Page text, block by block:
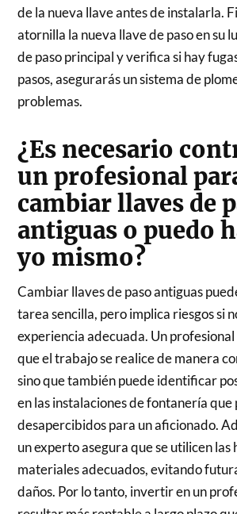
de la nueva llave antes de instalarla.
atornilla la nueva llave de paso en su
de paso principal y verifica si hay
pasos, asegurarás un sistema de
problemas.
¿Es necesario
un profesional
cambiar llaves de
antiguas o puedo
yo mismo?
Cambiar llaves de paso antiguas
tarea sencilla, pero implica riesgos si
experiencia adecuada. Un
que el trabajo se realice de manera
sino que también puede identificar
en las instalaciones de fontanería
desapercibidos para un aficionado.
un experto asegura que se utilicen
materiales adecuados, evitando
daños. Por lo tanto, invertir en un